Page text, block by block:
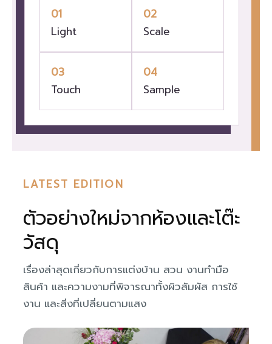
01
Light
02
Scale
03
Touch
04
Sample
LATEST EDITION
ตัวอย่างใหม่จากห้องและโต๊ะ
วัสดุ
เรื่องล่าสุดเกี่ยวกับการแต่งบ้าน สวน งานทำมือ
สินค้า และความงามที่พิจารณาทั้งผิวสัมผัส การใช้
งาน และสิ่งที่เปลี่ยนตามแสง